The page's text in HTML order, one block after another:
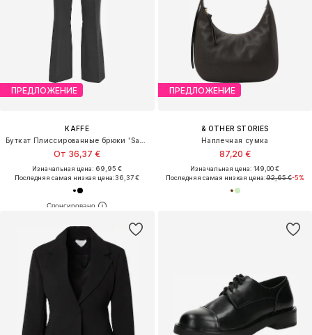
ПРЕДЛОЖЕНИЕ
KAFFE
От 36,37 €
Изначальная цена: 69,95 €
Последняя самая низкая цена:36,37 €
ПРЕДЛОЖЕНИЕ
& OTHER STORIES
Наплечная сумка
87,20 €
Изначальная цена: 149,00 €
Последняя самая низкая цена:92,65 €-5%